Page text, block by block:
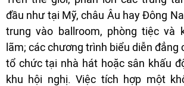
đầu như tại Mỹ, châu Âu hay Đông
trung vào ballroom, phòng tiệc và
lãm; các chương trình biểu diễn
tổ chức tại nhà hát hoặc sân khấu
khu hội nghị. Việc tích hợp một